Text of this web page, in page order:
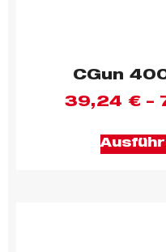
CGun
39,24 € –